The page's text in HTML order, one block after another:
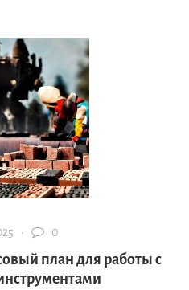
· 0
план для работы с